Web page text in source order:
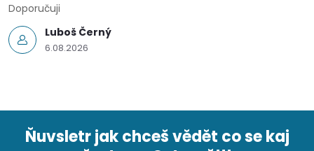
Luboš Černý
6.08.2026
Doporučuji
Ňuvsletr jak chceš vědět co se kaj